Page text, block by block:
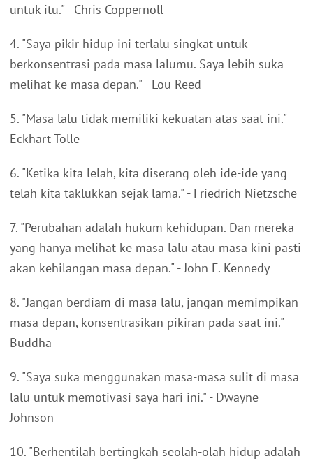
untuk itu." - Chris Coppernoll
4. "Saya pikir hidup ini terlalu singkat untuk
berkonsentrasi pada masa lalumu. Saya lebih suka
melihat ke masa depan." - Lou Reed
5. "Masa lalu tidak memiliki kekuatan atas saat ini." -
Eckhart Tolle
6. "Ketika kita lelah, kita diserang oleh ide-ide yang
telah kita taklukkan sejak lama." - Friedrich Nietzsche
7. "Perubahan adalah hukum kehidupan. Dan mereka
yang hanya melihat ke masa lalu atau masa kini pasti
akan kehilangan masa depan." - John F. Kennedy
8. "Jangan berdiam di masa lalu, jangan memimpikan
masa depan, konsentrasikan pikiran pada saat ini." -
Buddha
9. "Saya suka menggunakan masa-masa sulit di masa
lalu untuk memotivasi saya hari ini." - Dwayne
Johnson
10. "Berhentilah bertingkah seolah-olah hidup adalah